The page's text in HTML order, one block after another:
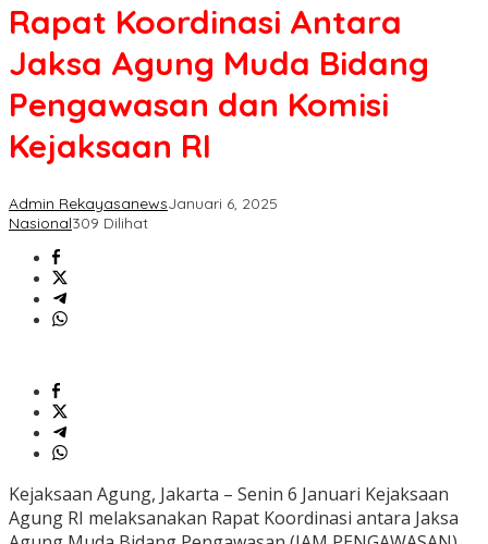
Rapat Koordinasi Antara
Jaksa Agung Muda Bidang
Pengawasan dan Komisi
Kejaksaan RI
Admin RekayasanewsJanuari 6, 2025
Nasional309 Dilihat
Kejaksaan Agung, Jakarta – Senin 6 Januari Kejaksaan
Agung RI melaksanakan Rapat Koordinasi antara Jaksa